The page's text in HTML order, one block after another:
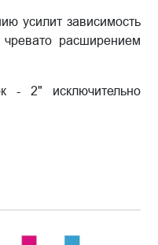
усилит зависимость
расширением
- 2" исключительно